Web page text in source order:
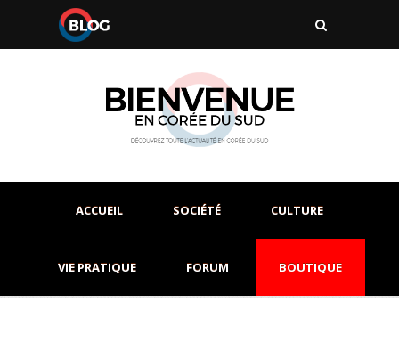
ACCUEIL SOCIÉTÉ CULTURE
VIE PRATIQUE FORUM BOUTIQUE